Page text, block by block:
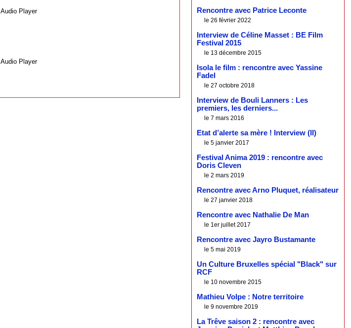
Audio Player
Audio Player
Rencontre avec Patrice Leconte
le 26 février 2022
Interview de Céline Masset : BE Film
Festival 2015
le 13 décembre 2015
Isola le film : rencontre avec Yassine
Fadel
le 27 octobre 2018
Interview de Bouli Lanners : Les
premiers, les derniers...
le 7 mars 2016
Etat d’alerte sa mère ! Interview (II)
le 5 janvier 2017
Festival Anima 2019 : rencontre avec
Doris Cleven
le 2 mars 2019
Rencontre avec Arno Pluquet, réalisateur
le 27 janvier 2018
Rencontre avec Nathalie De Man
le 1er juillet 2017
Rencontre avec Jayro Bustamante
le 5 mai 2019
Un Culture Bruxelles spécial "Black" sur
RCF
le 10 novembre 2015
Mathieu Volpe : Notre territoire
le 9 novembre 2019
La Trêve saison 2 : rencontre avec